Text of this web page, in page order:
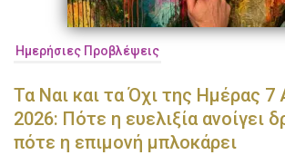
Ημερήσιες Προβλέψεις
Τα Ναι και τα Όχι της Ημέρας 7
2026: Πότε η ευελιξία ανοίγει
πότε η επιμονή μπλοκάρει